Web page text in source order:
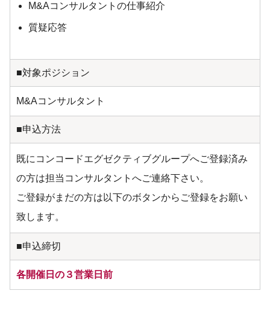
M&Aコンサルタントの仕事紹介
質疑応答
■対象ポジション
M&Aコンサルタント
■申込方法
既にコンコードエグゼクティブグループへご登録済み
の方は担当コンサルタントへご連絡下さい。
ご登録がまだの方は以下のボタンからご登録をお願い
致します。
■申込締切
各開催日の３営業日前